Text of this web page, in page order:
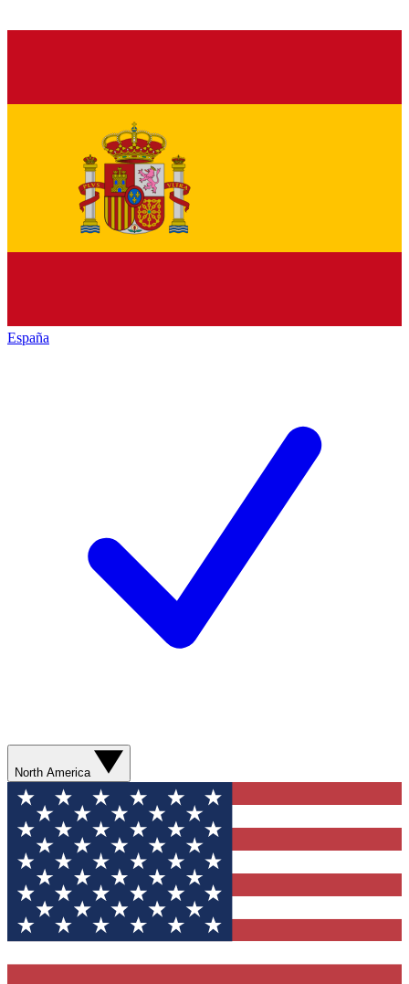
España
North America